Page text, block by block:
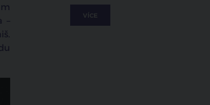
–
VÍCE